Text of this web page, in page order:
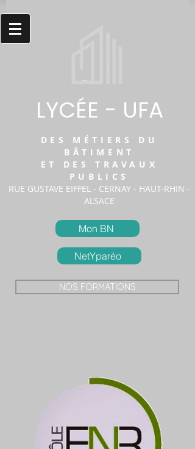
LYCÉE - UFA
DES MÉTIERS DU
BÂTIMENT
ET DES TRAVAUX
PUBLICS
RUE GUSTAVE EIFFEL - CERNAY - HAUT-RHIN -
ALSACE
Mon BN
NetYparéo
NOS FORMATIONS